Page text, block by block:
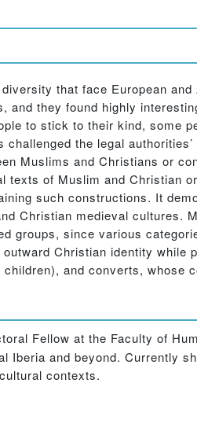
that face European
and they found highly
to stick to their kind, some
the legal
Muslims and Christians or
texts of Muslim and Christian
such constructions. It
Christian medieval cultures.
groups, since various
Christian identity
and converts,
Fellow at the Faculty of
Iberia and beyond. Currently
contexts.